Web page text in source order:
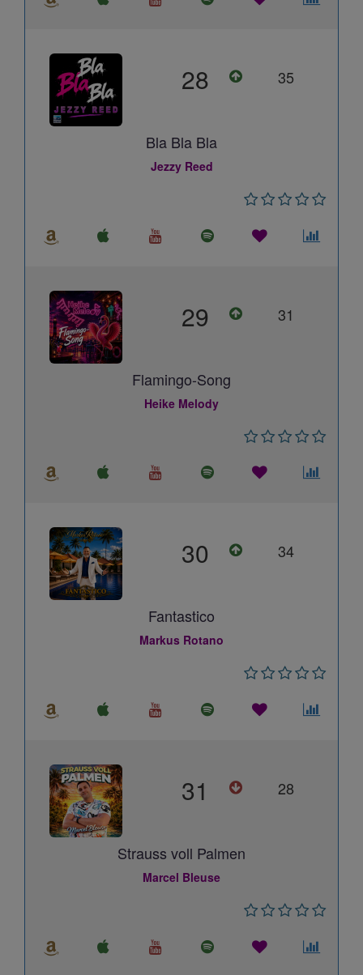
28 35
Bla Bla Bla
Jezzy Reed
29 31
Flamingo-Song
Heike Melody
30 34
Fantastico
Markus Rotano
31 28
Strauss voll Palmen
Marcel Bleuse